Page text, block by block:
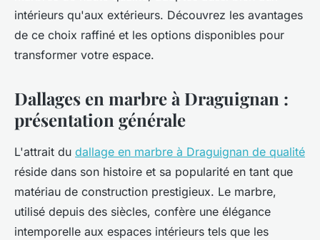
intérieurs qu'aux extérieurs. Découvrez les avantages
de ce choix raffiné et les options disponibles pour
transformer votre espace.
Dallages en marbre à Draguignan :
présentation générale
L'attrait du dallage en marbre à Draguignan de qualité
réside dans son histoire et sa popularité en tant que
matériau de construction prestigieux. Le marbre,
utilisé depuis des siècles, confère une élégance
intemporelle aux espaces intérieurs tels que les